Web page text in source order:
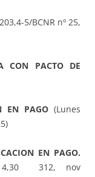
5/BCNR nº 25,
CON PACTO DE
EN PAGO(Lunes
EN PAGO.
312, nov